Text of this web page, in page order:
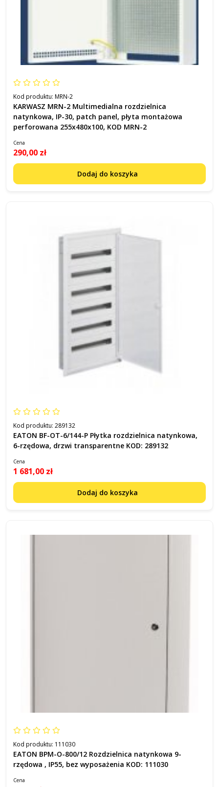
Kod produktu: MRN-2
KARWASZ MRN-2 Multimedialna rozdzielnica
natynkowa, IP-30, patch panel, płyta montażowa
perforowana 255x480x100, KOD MRN-2
Cena
290,00 zł
Dodaj do koszyka
Kod produktu: 289132
EATON BF-OT-6/144-P Płytka rozdzielnica natynkowa,
6-rzędowa, drzwi transparentne KOD: 289132
Cena
1 681,00 zł
Dodaj do koszyka
Kod produktu: 111030
EATON BPM-O-800/12 Rozdzielnica natynkowa 9-
rzędowa , IP55, bez wyposażenia KOD: 111030
Cena